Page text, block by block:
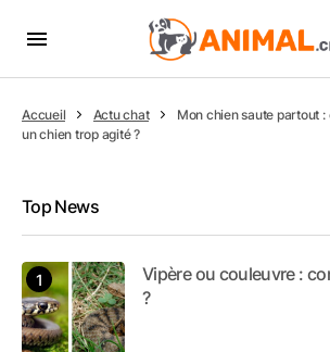
Accueil Actu chat
Mon chien saute partout
un chien trop agité ?
Top News
Vipère ou couleuvre :
?